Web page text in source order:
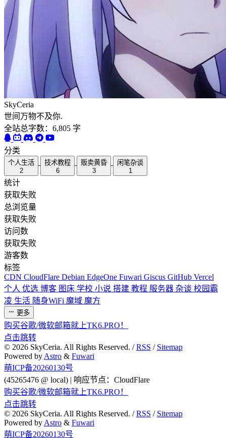
SkyCeria
世间万物不及你.
全站总字数：6,805 字
分类
个人生活
2
技术教程
6
贩卖黄昏
3
闲笔杂谈
1
统计
获取失败
总浏览量
获取失败
访问数
获取失败
游客数
标签
CDN CloudFlare Debian EdgeOne Fuwari Giscus GitHub Vercel
个人 优选 博客 图床 学校 小说 搭建 教程 服务器 杂谈 校园霸
凌 生活 随身WiFi 魔域 魔方
更多
购买谷歌/微软邮箱就上TK6.PRO！
点击跳转
© 2026 SkyCeria. All Rights Reserved. /RSS / Sitemap
Powered by Astro & Fuwari
萌ICP备20260130号
(45265476 @ local) | 响应节点：CloudFlare
购买谷歌/微软邮箱就上TK6.PRO！
点击跳转
© 2026 SkyCeria. All Rights Reserved. /RSS / Sitemap
Powered by Astro & Fuwari
萌ICP备20260130号